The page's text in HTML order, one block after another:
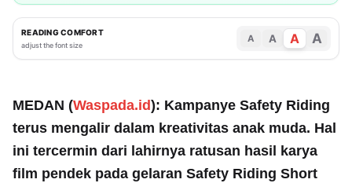
READING COMFORT
adjust the font size
A A A A
MEDAN (Waspada.id): Kampanye Safety Riding
terus mengalir dalam kreativitas anak muda. Hal
ini tercermin dari lahirnya ratusan hasil karya
film pendek pada gelaran Safety Riding Short